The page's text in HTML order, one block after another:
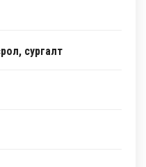
сургалт